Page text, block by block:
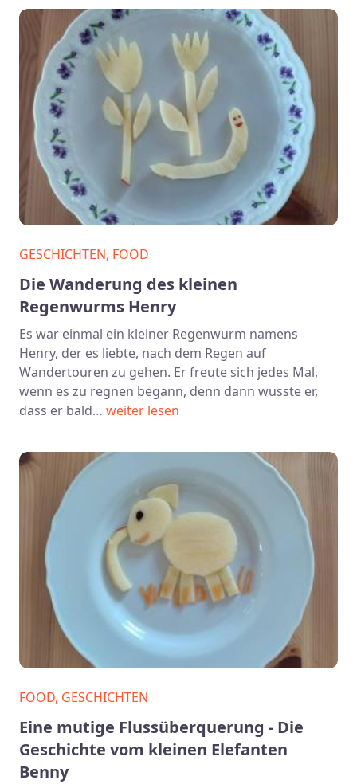
GESCHICHTEN, FOOD
Die Wanderung des kleinen
Regenwurms Henry
Es war einmal ein kleiner Regenwurm namens
Henry, der es liebte, nach dem Regen auf
Wandertouren zu gehen. Er freute sich jedes Mal,
wenn es zu regnen begann, denn dann wusste er,
dass er bald… weiter lesen
FOOD, GESCHICHTEN
Eine mutige Flussüberquerung - Die
Geschichte vom kleinen Elefanten
Benny